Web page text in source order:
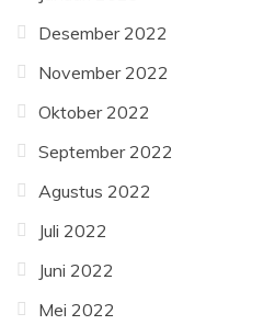
Desember 2022
November 2022
Oktober 2022
September 2022
Agustus 2022
Juli 2022
Juni 2022
Mei 2022